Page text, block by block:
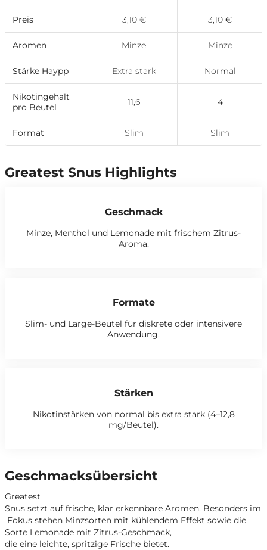
Preis
Aromen
Stärke Haypp
Nikotingehalt
pro Beutel
Format
3,10 €
Minze
Extra stark
11,6
Slim
3,10 €
Minze
Normal
4
Slim
Greatest Snus Highlights
Geschmack
Minze, Menthol und Lemonade mit frischem Zitrus-
Aroma.
Formate
Slim- und Large-Beutel für diskrete oder intensivere
Anwendung.
Stärken
Nikotinstärken von normal bis extra stark (4–12,8
mg/Beutel).
Geschmacksübersicht
Greatest
Snus setzt auf frische, klar erkennbare Aromen. Besonders im
Fokus stehen Minzsorten mit kühlendem Effekt sowie die
Sorte Lemonade mit Zitrus-Geschmack,
die eine leichte, spritzige Frische bietet.